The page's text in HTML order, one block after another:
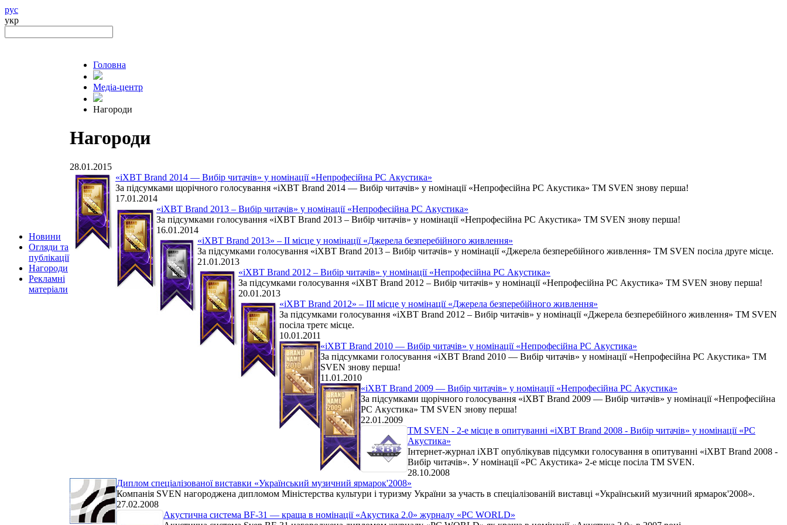
рус
укр
Новини
Огляди та
публікації
Нагороди
Рекламні
матеріали
Головна
Медіа-центр
Нагороди
Нагороди
28.01.2015
«iXBT Brand 2014 — Вибір читачів» у номінації «Непрофесійна РС Акустика»
За підсумками щорічного голосування «iXBT Brand 2014 — Вибір читачів» у номінації «Непрофесійна РС Акустика» ТМ SVEN знову перша!
17.01.2014
«iXBT Brand 2013 – Вибір читачів» у номінації «Непрофесійна РС Акустика»
За підсумками голосування «iXBT Brand 2013 – Вибір читачів» у номінації «Непрофесійна РС Акустика» TM SVEN знову перша!
16.01.2014
«iXBT Brand 2013» – II місце у номінації «Джерела безперебійного живлення»
За підсумками голосування «iXBT Brand 2013 – Вибір читачів» у номінації «Джерела безперебійного живлення» TM SVEN посіла друге місце.
21.01.2013
«iXBT Brand 2012 – Вибір читачів» у номінації «Непрофесійна РС Акустика»
За підсумками голосування «iXBT Brand 2012 – Вибір читачів» у номінації «Непрофесійна РС Акустика» TM SVEN знову перша!
20.01.2013
«iXBT Brand 2012» – III місце у номінації «Джерела безперебійного живлення»
За підсумками голосування «iXBT Brand 2012 – Вибір читачів» у номінації «Джерела безперебійного живлення» TM SVEN
посіла третє місце.
10.01.2011
«iXBT Brand 2010 — Вибір читачів» у номінації «Непрофесійна РС Акустика»
За підсумками голосування «iXBT Brand 2010 — Вибір читачів» у номінації «Непрофесійна РС Акустика» TM
SVEN знову перша!
11.01.2010
«iXBT Brand 2009 — Вибір читачів» у номінації «Непрофесійна РС Акустика»
За підсумками щорічного голосування «iXBT Brand 2009 — Вибір читачів» у номінації «Непрофесійна
РС Акустика» ТМ SVEN знову перша!
22.01.2009
ТМ SVEN - 2-е місце в опитуванні «iXBT Brand 2008 - Вибір читачів» у номінації «РС
Акустика»
Інтернет-журнал iXBT опублікував підсумки голосування в опитуванні «iXBT Brand 2008 -
Вибір читачів». У номінації «РС Акустика» 2-е місце посіла ТМ SVEN.
28.10.2008
Диплом спеціалізованої виставки «Український музичний ярмарок'2008»
Компанія SVEN нагороджена дипломом Міністерства культури і туризму України за участь в спеціалізованій виставці «Український музичний ярмарок'2008».
27.02.2008
Акустична система BF-31 — краща в номінації «Акустика 2.0» журналу «PC WORLD»